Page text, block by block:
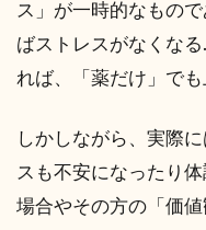
ス」が一時的なもの
ばストレスがなくな
れば、「薬だけ」で
しかしながら、実際
スも不安になったり
場合やその方の「価